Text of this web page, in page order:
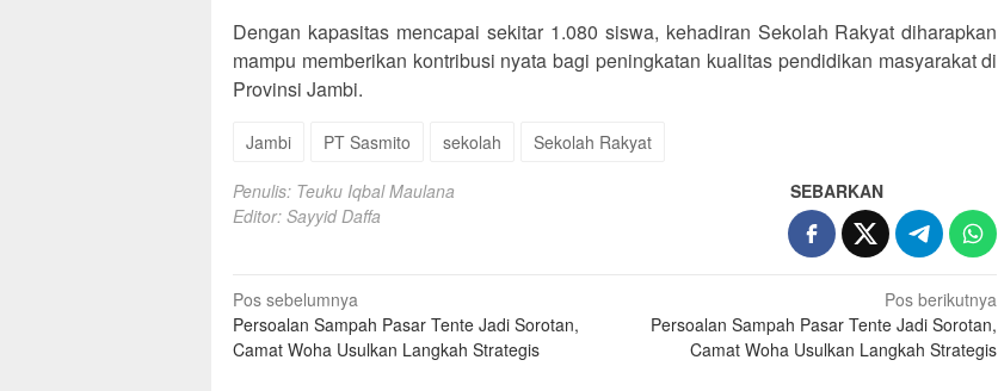
Dengan kapasitas mencapai sekitar 1.080 siswa, kehadiran Sekolah Rakyat diharapkan
mampu memberikan kontribusi nyata bagi peningkatan kualitas pendidikan masyarakat di
Provinsi Jambi.
Jambi PT Sasmito sekolah Sekolah Rakyat
Penulis: Teuku Iqbal Maulana
Editor: Sayyid Daffa
SEBARKAN
Navigasi
pos
Pos sebelumnya
Persoalan Sampah Pasar Tente Jadi Sorotan,
Camat Woha Usulkan Langkah Strategis
Pos berikutnya
Persoalan Sampah Pasar Tente Jadi Sorotan,
Camat Woha Usulkan Langkah Strategis